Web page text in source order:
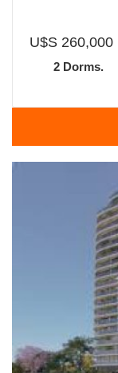
U$S 260,000
2 Dorms.